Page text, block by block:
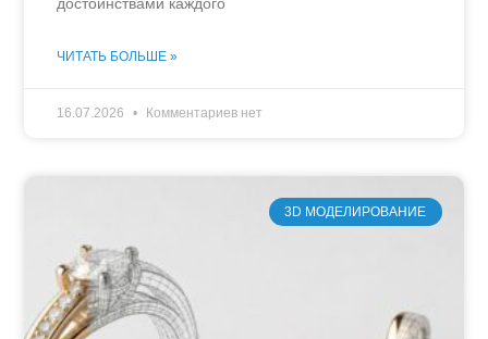
ЧИТАТЬ БОЛЬШЕ »
16.07.2026 Комментариев нет
3D МОДЕЛИРОВАНИЕ